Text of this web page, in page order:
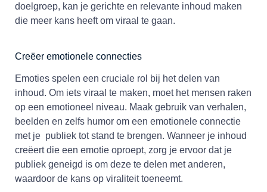
doelgroep, kan je gerichte en relevante inhoud maken
die meer kans heeft om viraal te gaan.
Creëer emotionele connecties
Emoties spelen een cruciale rol bij het delen van
inhoud. Om iets viraal te maken, moet het mensen raken
op een emotioneel niveau. Maak gebruik van verhalen,
beelden en zelfs humor om een emotionele connectie
met je publiek tot stand te brengen. Wanneer je inhoud
creëert die een emotie oproept, zorg je ervoor dat je
publiek geneigd is om deze te delen met anderen,
waardoor de kans op viraliteit toeneemt.